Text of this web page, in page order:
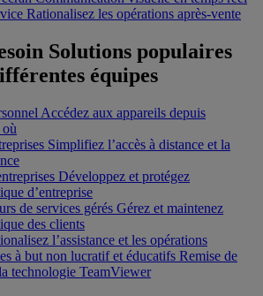
Rationalisez les opérations après-vente
Solutions populaires
équipes
Accédez aux appareils depuis
Simplifiez l’accès à distance et la
Développez et protégez
d’entreprise
de services gérés Gérez et maintenez
des clients
l’assistance et les opérations
à but non lucratif et éducatifs Remise de
technologie TeamViewer